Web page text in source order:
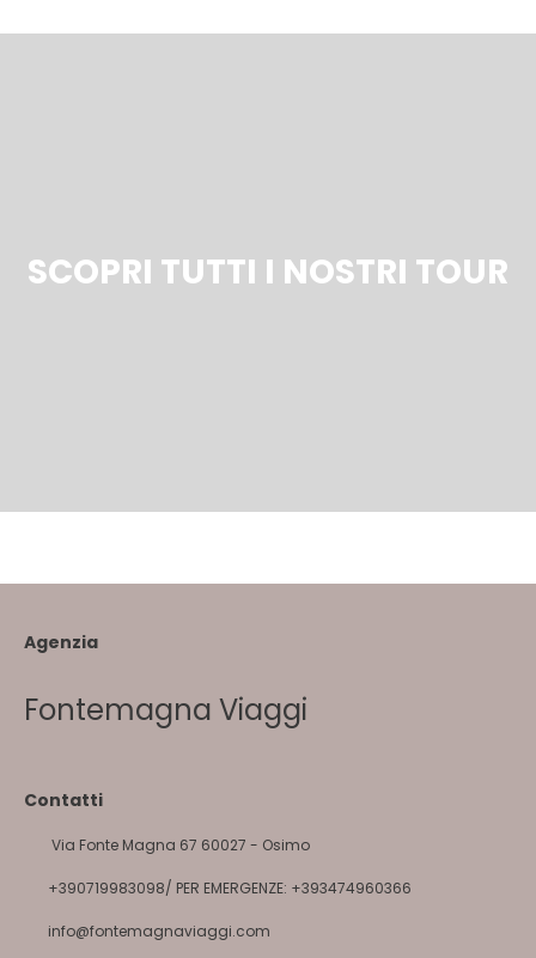
SCOPRI TUTTI I NOSTRI TOUR
Agenzia
Fontemagna Viaggi
Contatti
Via Fonte Magna 67 60027 - Osimo
+390719983098/ PER EMERGENZE: +393474960366
info@fontemagnaviaggi.com